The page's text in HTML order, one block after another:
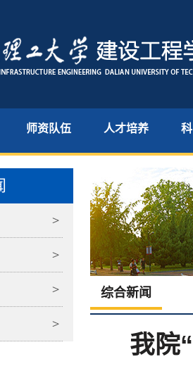
师资队伍 人才培养
综合新闻
我院